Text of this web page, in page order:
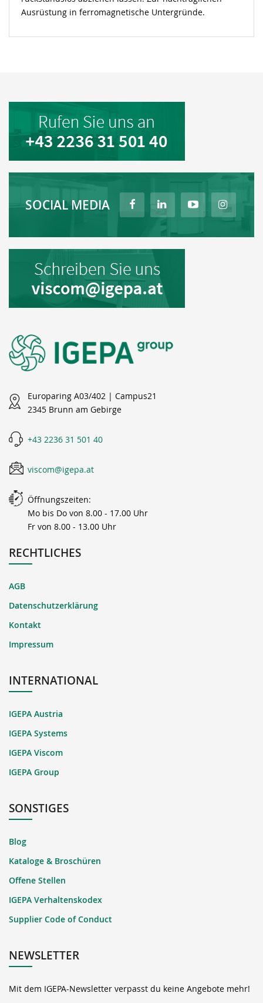
Ausrüstung in ferromagnetische Untergründe.
SOCIAL MEDIA
Europaring A03/402 | Campus21
2345 Brunn am Gebirge
+43 2236 31 501 40
viscom@igepa.at
Öffnungszeiten:
Mo bis Do von 8.00 - 17.00 Uhr
Fr von 8.00 - 13.00 Uhr
RECHTLICHES
AGB
Datenschutzerklärung
Kontakt
Impressum
INTERNATIONAL
IGEPA Austria
IGEPA Systems
IGEPA Viscom
IGEPA Group
SONSTIGES
Blog
Kataloge & Broschüren
Offene Stellen
IGEPA Verhaltenskodex
Supplier Code of Conduct
NEWSLETTER
Mit dem IGEPA-Newsletter verpasst du keine Angebote mehr!